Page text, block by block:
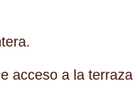
acceso a la terraza